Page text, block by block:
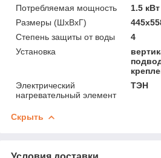
Потребляемая мощность
1.5
Размеры (ШхВхГ)
Степень защиты от воды
4
Установка
Электрический
нагревательный элемент
ТЭН
Скрыть